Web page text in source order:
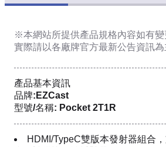
※本網站所提供產品規格內容如有變
實際請以各廠牌官方最新公告資訊為
產品基本資訊
品牌:EZCast
型號/名稱: Pocket 2T1R
HDMI/TypeC雙版本發射器組合